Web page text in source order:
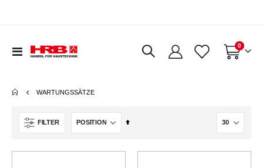
Navigation
Warenkorb
0
WARTUNGSSÄTZE
FILTER
In